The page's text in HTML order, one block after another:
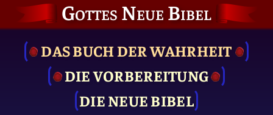
Gottes Neue Bibel
DAS BUCH DER WAHRHEIT
DIE VOR­BEREITUNG
DIE NEUE BIBEL